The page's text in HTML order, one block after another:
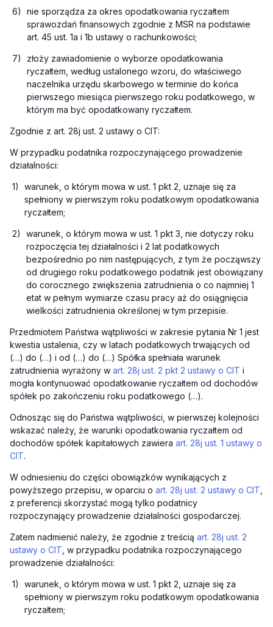
6)
nie sporządza za okres opodatkowania ryczałtem
sprawozdań finansowych zgodnie z MSR na podstawie
art. 45 ust. 1a i 1b ustawy o rachunkowości;
7)
złoży zawiadomienie o wyborze opodatkowania
ryczałtem, według ustalonego wzoru, do właściwego
naczelnika urzędu skarbowego w terminie do końca
pierwszego miesiąca pierwszego roku podatkowego, w
którym ma być opodatkowany ryczałtem.
Zgodnie z art. 28j ust. 2 ustawy o CIT:
W przypadku podatnika rozpoczynającego prowadzenie
działalności:
1)
warunek, o którym mowa w ust. 1 pkt 2, uznaje się za
spełniony w pierwszym roku podatkowym opodatkowania
ryczałtem;
2)
warunek, o którym mowa w ust. 1 pkt 3, nie dotyczy roku
rozpoczęcia tej działalności i 2 lat podatkowych
bezpośrednio po nim następujących, z tym że począwszy
od drugiego roku podatkowego podatnik jest obowiązany
do corocznego zwiększenia zatrudnienia o co najmniej 1
etat w pełnym wymiarze czasu pracy aż do osiągnięcia
wielkości zatrudnienia określonej w tym przepisie.
Przedmiotem Państwa wątpliwości w zakresie pytania Nr 1 jest
kwestia ustalenia, czy w latach podatkowych trwających od
(…) do (…) i od (…) do (…) Spółka spełniała warunek
zatrudnienia wyrażony w art. 28j ust. 2 pkt 2 ustawy o CIT i
mogła kontynuować opodatkowanie ryczałtem od dochodów
spółek po zakończeniu roku podatkowego (…).
Odnosząc się do Państwa wątpliwości, w pierwszej kolejności
wskazać należy, że warunki opodatkowania ryczałtem od
dochodów spółek kapitałowych zawiera art. 28j ust. 1 ustawy o
CIT.
W odniesieniu do części obowiązków wynikających z
powyższego przepisu, w oparciu o art. 28j ust. 2 ustawy o CIT
z preferencji skorzystać mogą tylko podatnicy
rozpoczynający prowadzenie działalności gospodarczej.
Zatem nadmienić należy, że zgodnie z treścią art. 28j ust. 2
ustawy o CIT , w przypadku podatnika rozpoczynającego
prowadzenie działalności:
1)
warunek, o którym mowa w ust. 1 pkt 2, uznaje się za
spełniony w pierwszym roku podatkowym opodatkowania
ryczałtem;